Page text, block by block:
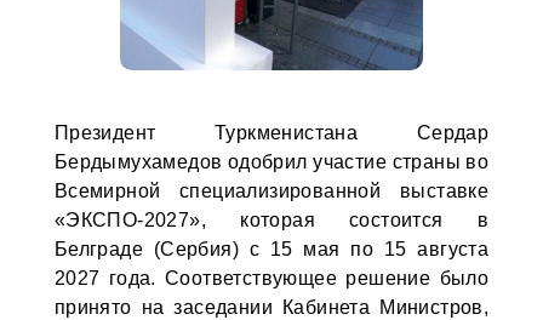
Президент Туркменистана Сердар
Бердымухамедов одобрил участие страны во
Всемирной специализированной выставке
«ЭКСПО-2027», которая состоится в
Белграде (Сербия) с 15 мая по 15 августа
2027 года. Соответствующее решение было
принято на заседании Кабинета Министров,